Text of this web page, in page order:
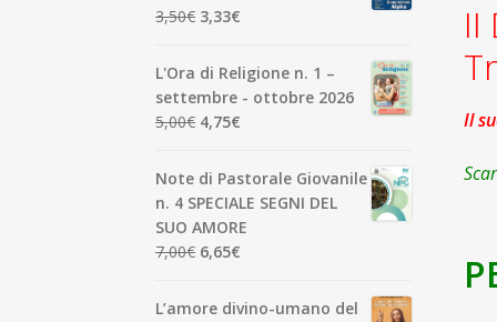
II
Il
P
3,50€ Il
originale
era:
3,50€.
3,33€
attuale
è:
L'Ora di Religione n. 1 –
settembre - ottobre 2026
5,00€ Il
originale
era:
5,00€.
4,75€
attuale
è:
4,75€.
Note di Pastorale Giovanile
n. 4 SPECIALE SEGNI DEL
SUO AMORE
7,00€ Il
originale
6,65€
attuale
L’amore divino-umano del